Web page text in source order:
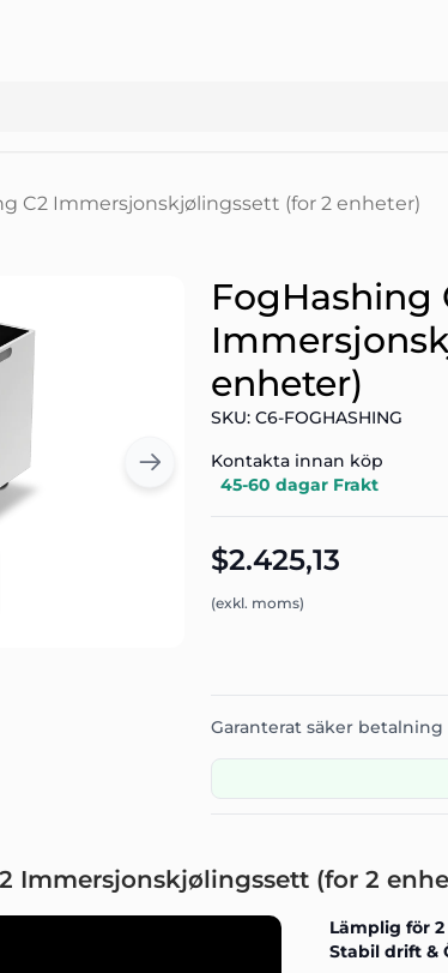
C2 Immersjonskjølingssett (for 2 enheter)
FogHashing
enheter)
SKU: C6-FOGHASHING
Kontakta innan köp
45-60 dagar Frakt
$2.425,13
(exkl. moms)
Garanterat säker betalning
Immersjonskjølingssett (for 2
Lämplig för
Stabil drift &